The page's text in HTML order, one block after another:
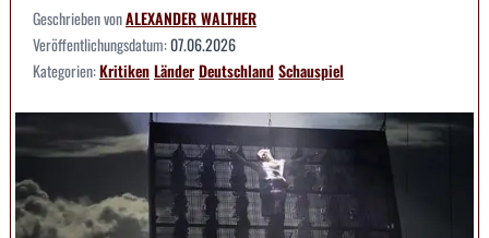
Geschrieben vonALEXANDER WALTHER
Veröffentlichungsdatum:07.06.2026
Kategorien:KritikenLänderDeutschlandSchauspiel